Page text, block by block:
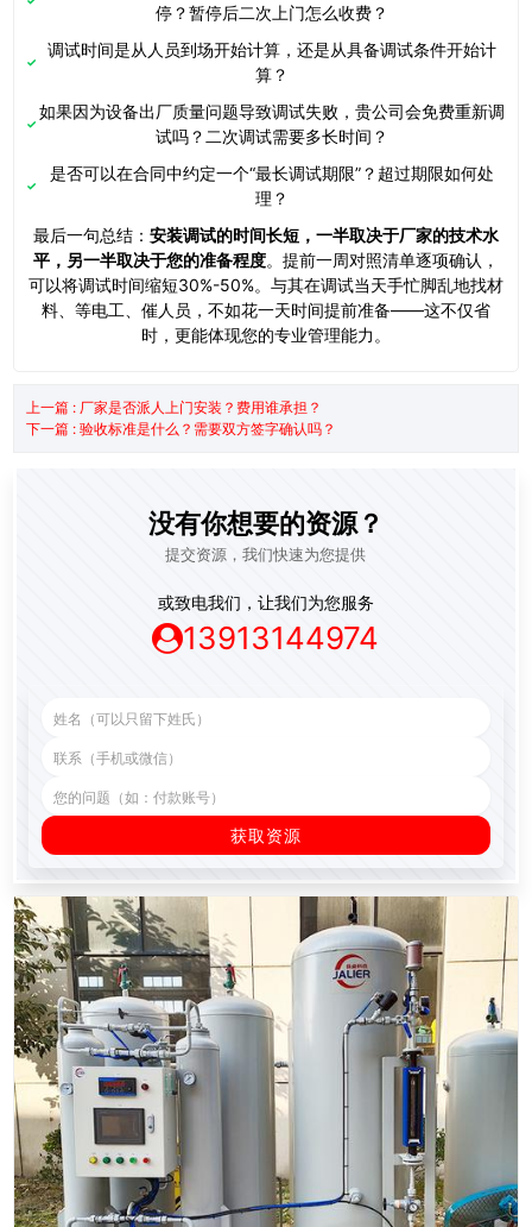
停？暂停后二次上门怎么收费？
调试时间是从人员到场开始计算，还是从具备调试条件开始计
算？
如果因为设备出厂质量问题导致调试失败，贵公司会免费重新调
试吗？二次调试需要多长时间？
是否可以在合同中约定一个“最长调试期限”？超过期限如何处
理？
最后一句总结： 安装调试的时间长短，一半取决于厂家的技术水
平，另一半取决于您的准备程度。提前一周对照清单逐项确认，
可以将调试时间缩短30%-50%。与其在调试当天手忙脚乱地找材
料、等电工、催人员，不如花一天时间提前准备——这不仅省
时，更能体现您的专业管理能力。
上一篇 : 厂家是否派人上门安装？费用谁承担？
下一篇 : 验收标准是什么？需要双方签字确认吗？
没有你想要的资源？
提交资源，我们快速为您提供
或致电我们，让我们为您服务
13913144974